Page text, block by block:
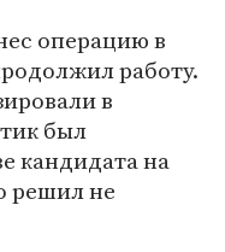
операцию в
работу.
в
был
кандидата на
решил не